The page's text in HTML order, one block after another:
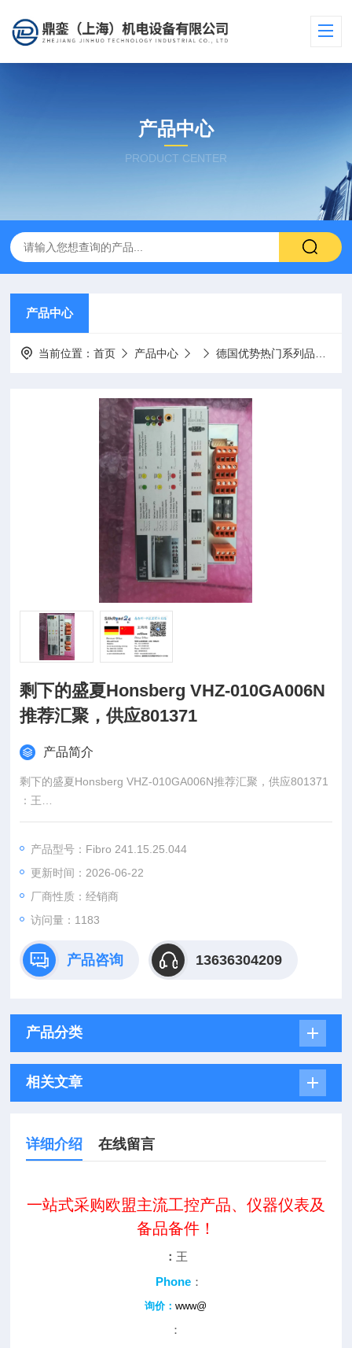
产品中心
PRODUCT CENTER
产品中心
当前位置：首页 产品中心 德国优势热门系列品牌
剩下的盛夏Honsberg VHZ-010GA006N
推荐汇聚，供应801371
产品简介
剩下的盛夏Honsberg VHZ-010GA006N推荐汇聚，供应801371
：王
：www@
产品型号：Fibro 241.15.25.044
更新时间：2026-06-22
厂商性质：经销商
访问量：1183
产品咨询 13636304209
产品分类
相关文章
详细介绍 在线留言
一站式采购欧盟主流工控产品、仪器仪表及
备品备件！
： 王
Phone：
询价：www@
：